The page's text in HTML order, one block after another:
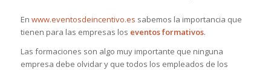
En www.eventosdeincentivo.es sabemos la importancia que
tienen para las empresas los eventos formativos.
Las formaciones son algo muy importante que ninguna
empresa debe olvidar y que todos los empleados de los